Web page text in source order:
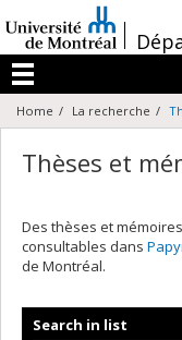
au
contenu
/
Menu
Home La recherche
Thèses et
Des thèses et
consultables dans
de Montréal.
Search in list